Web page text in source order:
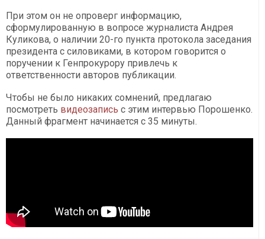
При этом он не опроверг информацию,
сформулированную в вопросе журналиста Андрея
Куликова, о наличии 20-го пункта протокола заседания
президента с силовиками, в котором говорится о
поручении к Генпрокурору привлечь к
ответственности авторов публикации.
Чтобы не было никаких сомнений, предлагаю
посмотреть видеозапись с этим интервью Порошенко.
Данный фрагмент начинается с 35 минуты.